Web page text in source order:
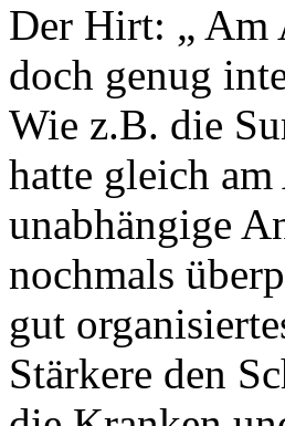
Der Hirt: „ Am
doch genug
Wie z.B. die
hatte gleich
unabhängige
nochmals
gut
Stärkere den